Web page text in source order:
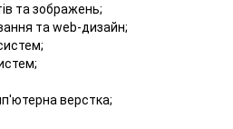
та зображень;
та web-дизайн;
верстка;